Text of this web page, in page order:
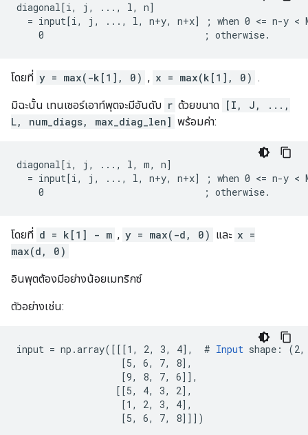
diagonal[i, j, ..., l, n]
= input[i, j, ..., l, n+y, n+x] ; when 0 <= n-y <
    0                             ; otherwise.
โดยที่ y = max(-k[1], 0) , x = max(k[1], 0) .
มิฉะนั้น เทนเซอร์เอาท์พุตจะมีอันดับ r ด้วยขนาด [I, J, ...,
L, num_diags, max_diag_len] พร้อมค่า:
diagonal[i, j, ..., l, m, n]
= input[i, j, ..., l, n+y, n+x] ; when 0 <= n-y <
    0                             ; otherwise.
โดยที่ d = k[1] - m , y = max(-d, 0) และ x =
max(d, 0)
อินพุตต้องมีอย่างน้อยเมทริกซ์
ตัวอย่างเช่น:
input = np.array([[[1, 2, 3, 4],  # Input shape:
                   [5, 6, 7, 8],
                   [9, 8, 7, 6]],
                  [[5, 4, 3, 2],
                   [1, 2, 3, 4],
                   [5, 6, 7, 8]]])